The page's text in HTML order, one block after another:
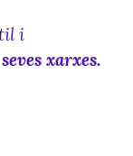
i
xarxes.